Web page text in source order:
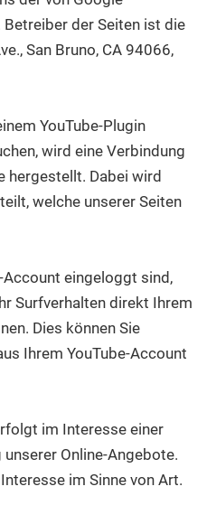
Betreiber der Seiten ist die
San Bruno, CA 94066,
YouTube-Plugin
wird eine Verbindung
hergestellt. Dabei wird
welche unserer Seiten
Account eingeloggt sind,
Surfverhalten direkt Ihrem
Dies können Sie
Ihrem YouTube-Account
im Interesse einer
Online-Angebote.
im Sinne von Art.